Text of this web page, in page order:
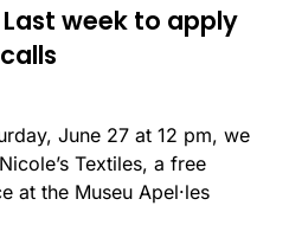
Last week to apply
June 27 at 12 pm, we
Textiles, a free
at the Museu Apel·les